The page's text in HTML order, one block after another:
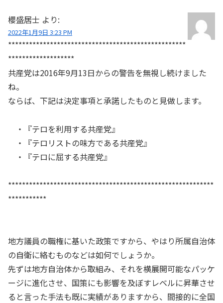
櫻盛居士 より:
2022年1月9日 3:23 PM
***************************************************
*******************
共産党は2016年9月13日からの警告を無視し続けました
ね。
ならば、下記は決定事項と承諾したものと見做します。
・『テロを利用する共産党』
・『テロリストの味方である共産党』
・『テロに屈する共産党』
***********************************************************
***********
地方議員の職権に基いた政策ですから、やはり所属自治体
の自衛に絡むものなどは如何でしょうか。
先ずは地方自治体から取組み、それを横展開可能なパッケ
ージに進化させ、国策にも影響を及ぼすレベルに昇華させ
ると言った手法も既に実績がありますから、間接的に全国